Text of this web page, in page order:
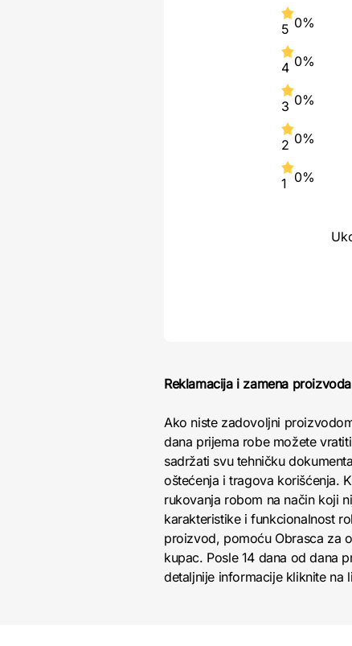
5 0%
4 0%
3 0%
2 0%
1 0%
Reklamacija i zamena proizvoda
Ako niste zadovoljni
dana prijema robe možete
sadržati svu tehničku
oštećenja i tragova korišćenja.
rukovanja robom na način koji
karakteristike i funkcionalnost
proizvod, pomoću Obrasca za
kupac. Posle 14 dana od dana
detaljnije informacije kliknite na